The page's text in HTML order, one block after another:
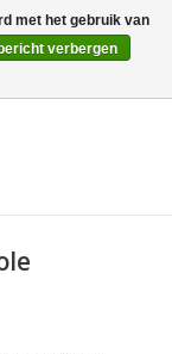
0 Artikelen - €0,00
met het gebruik van
verbergen